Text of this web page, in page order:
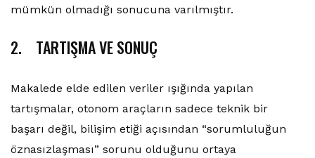
mümkün olmadığı sonucuna varılmıştır.
2. TARTIŞMA VE SONUÇ
Makalede elde edilen veriler ışığında yapılan
tartışmalar, otonom araçların sadece teknik bir
başarı değil, bilişim etiği açısından “sorumluluğun
öznasızlaşması” sorunu olduğunu ortaya